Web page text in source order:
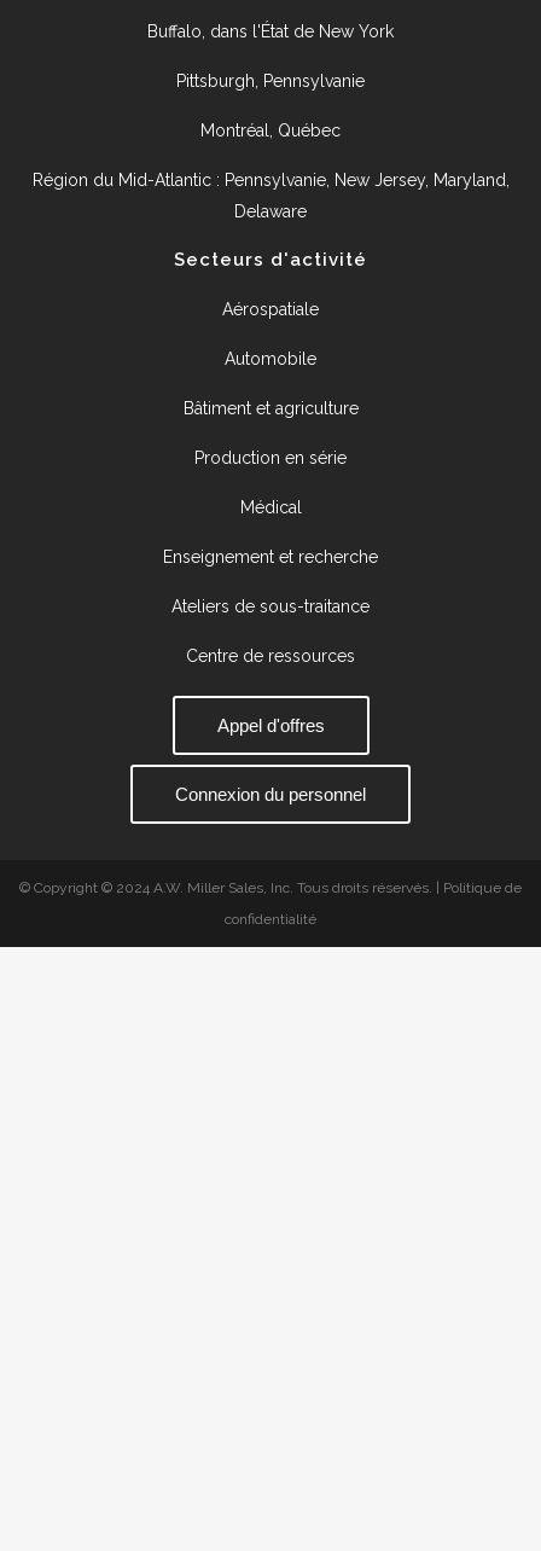
Buffalo, dans l'État de New York
Pittsburgh, Pennsylvanie
Montréal, Québec
Région du Mid-Atlantic : Pennsylvanie, New Jersey, Maryland,
Delaware
Secteurs d'activité
Aérospatiale
Automobile
Bâtiment et agriculture
Production en série
Médical
Enseignement et recherche
Ateliers de sous-traitance
Centre de ressources
Appel d'offres
Connexion du personnel
© Copyright © 2024 A.W. Miller Sales, Inc. Tous droits réservés. | Politique de
confidentialité